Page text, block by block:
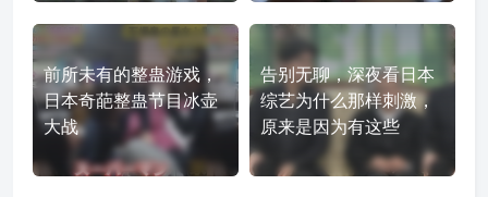
前所未有的整蛊游戏，
日本奇葩整蛊节目冰壶
大战
告别无聊，深夜看日本
综艺为什么那样刺激，
原来是因为有这些